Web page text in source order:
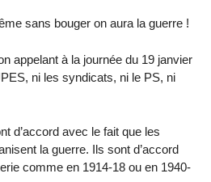
sans bouger on aura la guerre !
appelant à la journée du 19 janvier
ni les syndicats, ni le PS, ni
d’accord avec le fait que les
la guerre. Ils sont d’accord
comme en 1914-18 ou en 1940-